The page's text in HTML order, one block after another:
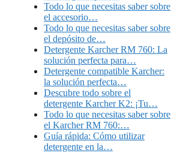
Todo lo que necesitas saber sobre
el accesorio…
Todo lo que necesitas saber sobre
el depósito de…
Detergente Karcher RM 760: La
solución perfecta para…
Detergente compatible Karcher:
la solución perfecta…
Descubre todo sobre el
detergente Karcher K2: ¡Tu…
Todo lo que necesitas saber sobre
el Karcher RM 760:…
Guía rápida: Cómo utilizar
detergente en la…